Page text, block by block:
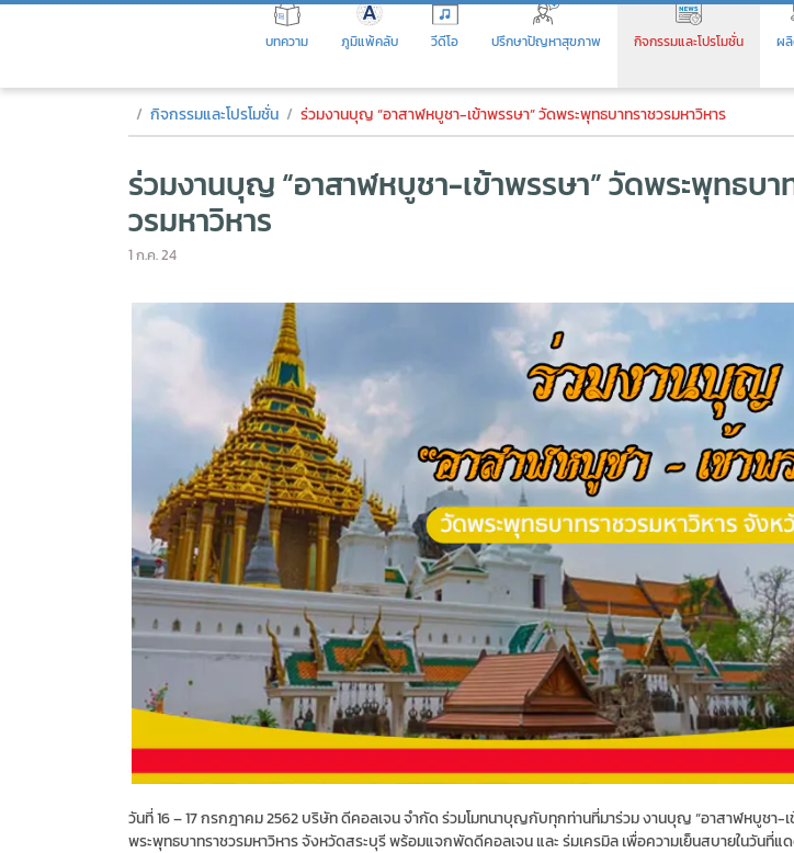
Skip
บทความ ภูมิแพ้คลับ วีดีโอ ปรึกษาปัญหาสุขภาพ กิจกรรมและโปรโมชั่น ผ
ร่วมงานบุญ “อาสาฬหบูชา-เข้าพรรษา” วัดพระพุ
กิจกรรมและโปรโมชั่น ร่วมงานบุญ “อาสาฬหบูชา-เข้าพรรษา” วัดพระพุทธบาทราชวรมหาวิหาร
ร่วมงานบุญ “อาสาฬหบูชา-เข้าพรรษา” วัดพระพุทธบา
วรมหาวิหาร
1 ก.ค. 24
วันที่ 16 – 17 กรกฎาคม 2562 บริษัท ดีคอลเจน จำกัด ร่วมโมทนาบุญกับทุกท่านที่มาร่วม งานบุญ “อาสาฬหบูชา-
พระพุทธบาทราชวรมหาวิหาร จังหวัดสระบุรี พร้อมแจกพัดดีคอลเจน และ ร่มเครมิล เพื่อความเย็นสบายในวันที่แ